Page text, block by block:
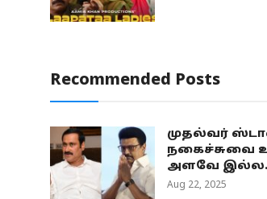
Recommended Posts
முதல்வர்
நகைச்சுவை
அளவே
Aug 22, 2025